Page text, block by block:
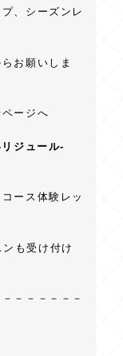
、シーズンレ
お願いしま
ージへ
ジュール‐
ース体験レッ
も受け付け
－－－－－－